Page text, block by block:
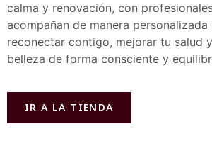
calma y renovación, con
acompañan de manera
reconectar contigo, mejorar tu salud
belleza de forma consciente y
IR A LA TIENDA